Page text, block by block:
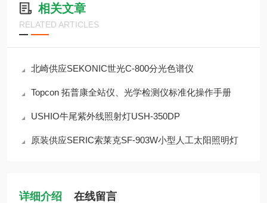
相关文章
RELATED ARTICLES
北崎供应SEKONIC世光C-800分光色谱仪
Topcon 拓普康全站仪、光学检测仪标准化操作手册
USHIO牛尾紫外线照射灯USH-350DP
原装供应SERIC索莱克SF-903W小型人工太阳照明灯
详细介绍 在线留言